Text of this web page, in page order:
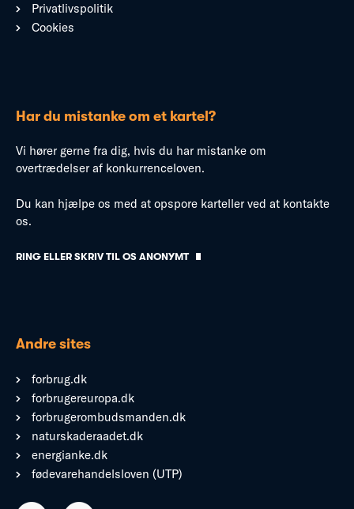
Privatlivspolitik
Cookies
Har du mistanke om et kartel?
Vi hører gerne fra dig, hvis du har mistanke om
overtrædelser af konkurrenceloven.
Du kan hjælpe os med at opspore karteller ved at kontakte
os.
RING ELLER SKRIV TIL OS ANONYMT
Andre sites
forbrug.dk
forbrugereuropa.dk
forbrugerombudsmanden.dk
naturskaderaadet.dk
energianke.dk
fødevarehandelsloven (UTP)